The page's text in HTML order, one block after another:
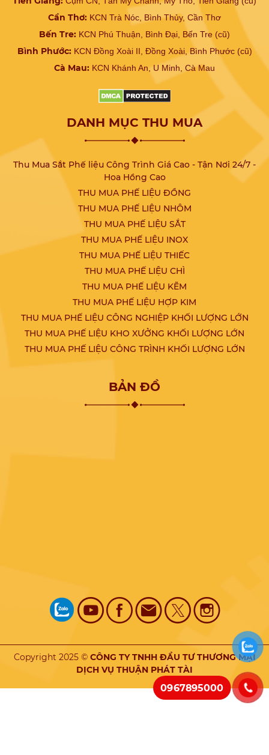
Cần Thơ: KCN Trà Nóc, Bình Thủy, Cần Thơ
Bến Tre: KCN Phú Thuận, Bình Đại, Bến Tre (cũ)
Bình Phước: KCN Đồng Xoài II, Đồng Xoài, Bình Phước (cũ)
Cà Mau: KCN Khánh An, U Minh, Cà Mau
DANH MỤC THU MUA
Thu Mua Sắt Phế liệu Công Trình Giá Cao - Tận Nơi 24/7 -
Hoa Hồng Cao
THU MUA PHẾ LIỆU ĐỒNG
THU MUA PHẾ LIỆU NHÔM
THU MUA PHẾ LIỆU SẮT
THU MUA PHẾ LIỆU INOX
THU MUA PHẾ LIỆU THIẾC
THU MUA PHẾ LIỆU CHÌ
THU MUA PHẾ LIỆU KẼM
THU MUA PHẾ LIỆU HỢP KIM
THU MUA PHẾ LIỆU CÔNG NGHIỆP KHỐI LƯỢNG LỚN
THU MUA PHẾ LIỆU KHO XƯỞNG KHỐI LƯỢNG LỚN
THU MUA PHẾ LIỆU CÔNG TRÌNH KHỐI LƯỢNG LỚN
BẢN ĐỒ
Copyright 2025 © CÔNG TY TNHH ĐẦU TƯ THƯƠNG MẠI
DỊCH VỤ THUẬN PHÁT TÀI
0967895000